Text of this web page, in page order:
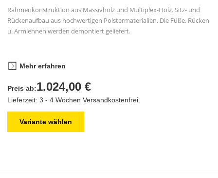
Rahmenkonstruktion aus Massivholz und Multiplex-Holz. Sitz- und
Rückenaufbau aus hochwertigen Polstermaterialien. Die Füße, Rücken
u. Armlehnen werden demontiert geliefert.
Mehr erfahren
Preis ab:1.024,00 €
Lieferzeit: 3 - 4 Wochen Versandkostenfrei
Variante wählen